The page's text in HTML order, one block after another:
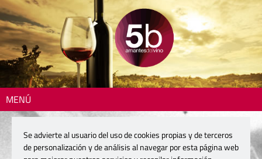
MENÚ
Se advierte al usuario del uso de cookies propias y de terceros
de personalización y de análisis al navegar por esta página web